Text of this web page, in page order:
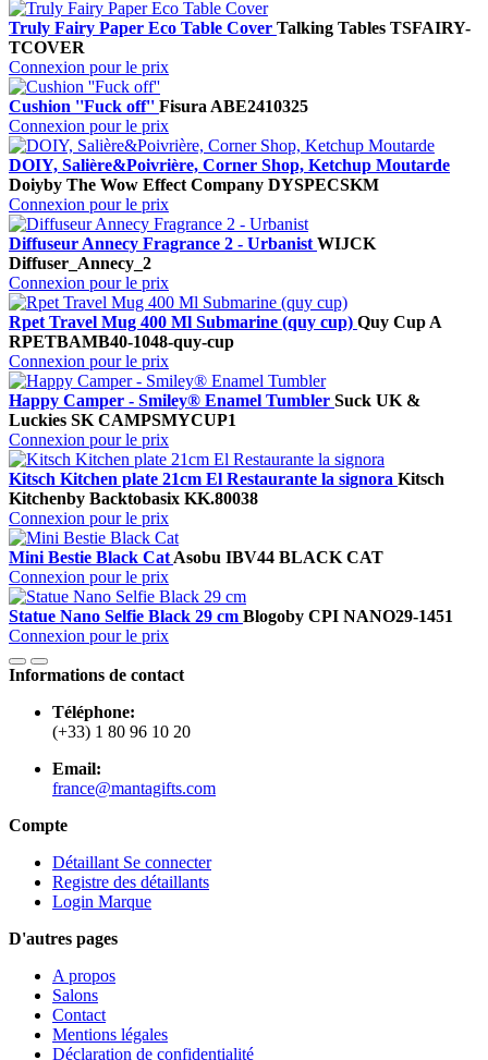
Truly Fairy Paper Eco Table Cover Talking Tables TSFAIRY-
TCOVER
Connexion pour le prix
Cushion ''Fuck off'' Fisura ABE2410325
Connexion pour le prix
DOIY, Salière&Poivrière, Corner Shop, Ketchup Moutarde
Doiyby The Wow Effect Company DYSPECSKM
Connexion pour le prix
Diffuseur Annecy Fragrance 2 - Urbanist WIJCK
Diffuser_Annecy_2
Connexion pour le prix
Rpet Travel Mug 400 Ml Submarine (quy cup) Quy Cup A
RPETBAMB40-1048-quy-cup
Connexion pour le prix
Happy Camper - Smiley® Enamel Tumbler Suck UK &
Luckies SK CAMPSMYCUP1
Connexion pour le prix
Kitsch Kitchen plate 21cm El Restaurante la signora Kitsch
Kitchenby Backtobasix KK.80038
Connexion pour le prix
Mini Bestie Black Cat Asobu IBV44 BLACK CAT
Connexion pour le prix
Statue Nano Selfie Black 29 cm Blogoby CPI NANO29-1451
Connexion pour le prix
Informations de contact
Téléphone:
(+33) 1 80 96 10 20
Email:
france@mantagifts.com
Compte
Détaillant Se connecter
Registre des détaillants
Login Marque
D'autres pages
A propos
Salons
Contact
Mentions légales
Déclaration de confidentialité